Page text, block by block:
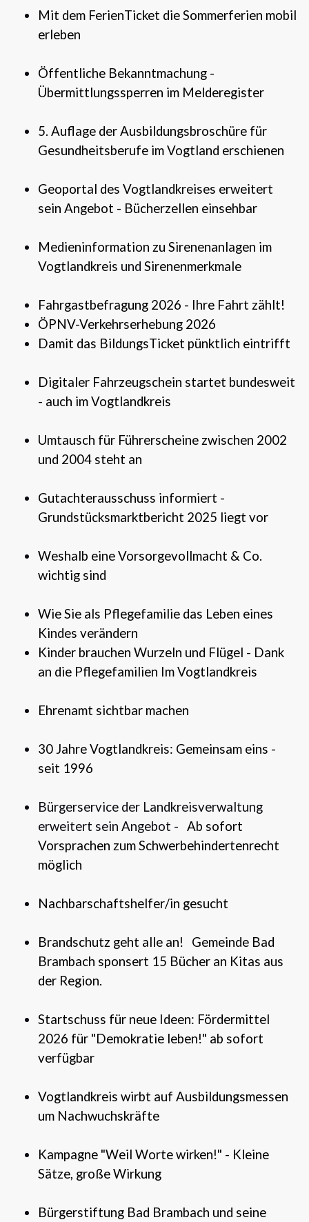
Mit dem FerienTicket die Sommerferien mobil
erleben
Öffentliche Bekanntmachung -
Übermittlungssperren im Melderegister
5. Auflage der Ausbildungsbroschüre für
Gesundheitsberufe im Vogtland erschienen
Geoportal des Vogtlandkreises erweitert
sein Angebot - Bücherzellen einsehbar
Medieninformation zu Sirenenanlagen im
Vogtlandkreis und Sirenenmerkmale
Fahrgastbefragung 2026 - Ihre Fahrt zählt!
ÖPNV-Verkehrserhebung 2026
Damit das BildungsTicket pünktlich eintrifft
Digitaler Fahrzeugschein startet bundesweit
- auch im Vogtlandkreis
Umtausch für Führerscheine zwischen 2002
und 2004 steht an
Gutachterausschuss informiert -
Grundstücksmarktbericht 2025 liegt vor
Weshalb eine Vorsorgevollmacht & Co.
wichtig sind
Wie Sie als Pflegefamilie das Leben eines
Kindes verändern
Kinder brauchen Wurzeln und Flügel - Dank
an die Pflegefamilien Im Vogtlandkreis
Ehrenamt sichtbar machen
30 Jahre Vogtlandkreis: Gemeinsam eins -
seit 1996
Bürgerservice der Landkreisverwaltung
erweitert sein Angebot - Ab sofort
Vorsprachen zum Schwerbehindertenrecht
möglich
Nachbarschaftshelfer/in gesucht
Brandschutz geht alle an!
Gemeinde Bad
Brambach sponsert 15 Bücher an Kitas aus
der Region.
Startschuss für neue Ideen: Fördermittel
2026 für "Demokratie leben!" ab sofort
verfügbar
Vogtlandkreis wirbt auf Ausbildungsmessen
um Nachwuchskräfte
Kampagne "Weil Worte wirken!" - Kleine
Sätze, große Wirkung
Bürgerstiftung Bad Brambach und seine